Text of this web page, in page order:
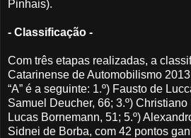
Pinhais).
- Classificação -
Com três etapas realizadas, a
Catarinense de Automobilismo
“A” é a seguinte: 1.º) Fausto de
Samuel Deucher, 66; 3.º) Christiano
Lucas Bornemann, 51; 5.º)
Sidnei de Borba, com 42 pontos